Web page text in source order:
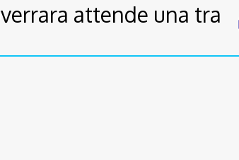
attende una tra